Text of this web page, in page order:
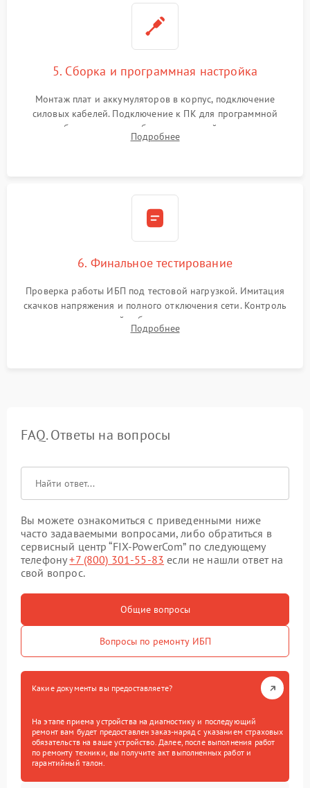
5. Сборка и программная настройка
Монтаж плат и аккумуляторов в корпус, подключение
силовых кабелей. Подключение к ПК для программной
калибровки констант батареи, настройки порогов
срабатывания AVR и сброса счетчиков старения АКБ.
Подробнее
6. Финальное тестирование
Проверка работы ИБП под тестовой нагрузкой. Имитация
скачков напряжения и полного отключения сети. Контроль
времени автономной работы, температурного режима и
корректности формы выходного сигнала.
Подробнее
FAQ. Ответы на вопросы
Вы можете ознакомиться с приведенными ниже
часто задаваемыми вопросами, либо обратиться в
сервисный центр “FIX-PowerCom” по следующему
телефону+7 (800) 301-55-83 если не нашли ответ на
свой вопрос.
Общие вопросы
Вопросы по ремонту ИБП
Какие документы вы предоставляете?
На этапе приема устройства на диагностику и последующий
ремонт вам будет предоставлен заказ-наряд с указанием страховых
обязательств на ваше устройство. Далее, после выполнения работ
по ремонту техники, вы получите акт выполненных работ и
гарантийный талон.